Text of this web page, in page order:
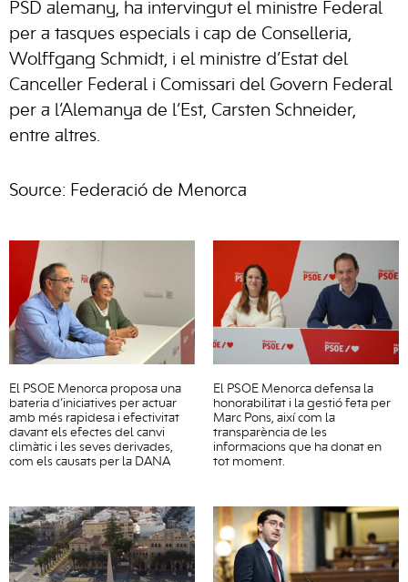
PSD alemany, ha intervingut el ministre Federal
per a tasques especials i cap de Conselleria,
Wolffgang Schmidt, i el ministre d’Estat del
Canceller Federal i Comissari del Govern Federal
per a l’Alemanya de l’Est, Carsten Schneider,
entre altres.
Source: Federació de Menorca
El PSOE Menorca proposa una
bateria d’iniciatives per actuar
amb més rapidesa i efectivitat
davant els efectes del canvi
climàtic i les seves derivades,
com els causats per la DANA
El PSOE Menorca defensa la
honorabilitat i la gestió feta per
Marc Pons, així com la
transparència de les
informacions que ha donat en
tot moment.